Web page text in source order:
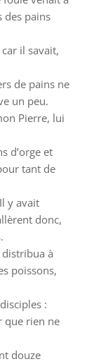
des pains
il savait,
de pains ne
un peu.
Pierre, lui
d’orge et
tant de
y avait
donc,
distribua à
poissons,
:
que rien ne
douze